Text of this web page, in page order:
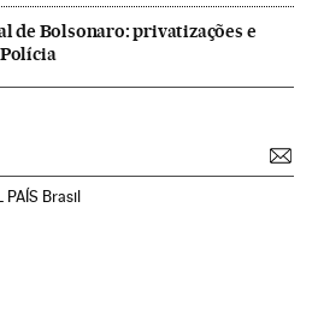
de Bolsonaro: privatizações e
Brasil